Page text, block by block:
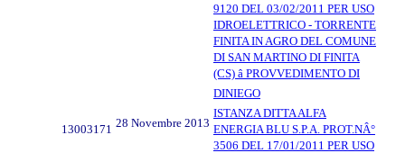
9120 DEL 03/02/2011 PER USO
IDROELETTRICO - TORRENTE
FINITA IN AGRO DEL COMUNE
DI SAN MARTINO DI FINITA
(CS) â PROVVEDIMENTO DI
DINIEGO
13003171 28 Novembre 2013
ISTANZA DITTA ALFA
ENERGIA BLU S.P.A. PROT.NÂ°
3506 DEL 17/01/2011 PER USO